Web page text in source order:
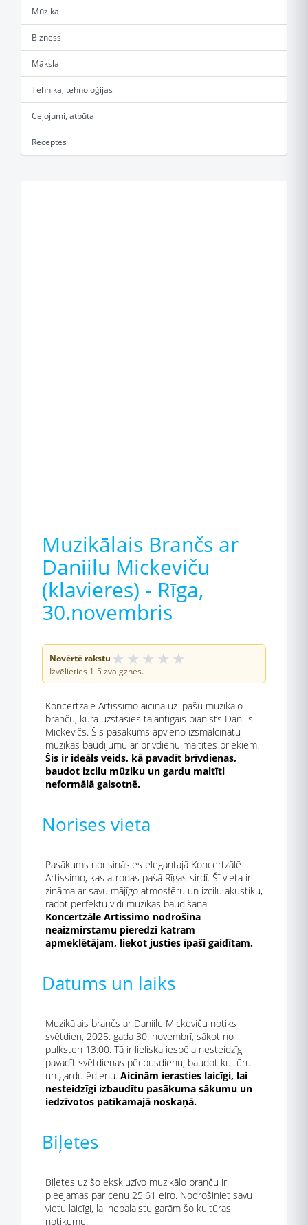
Mūzika
Bizness
Māksla
Tehnika, tehnoloģijas
Ceļojumi, atpūta
Receptes
Muzikālais Brančs ar
Daniilu Mickeviču
(klavieres) - Rīga,
30.novembris
Novērtē rakstu ★ ★ ★ ★ ★
Izvēlieties 1-5 zvaigznes.
Koncertzāle Artissimo aicina uz īpašu muzikālo
branču, kurā uzstāsies talantīgais pianists Daniils
Mickevičs. Šis pasākums apvieno izsmalcinātu
mūzikas baudījumu ar brīvdienu maltītes priekiem.
Šis ir ideāls veids, kā pavadīt brīvdienas,
baudot izcilu mūziku un gardu maltīti
neformālā gaisotnē.
Norises vieta
Pasākums norisināsies elegantajā Koncertzālē
Artissimo, kas atrodas pašā Rīgas sirdī. Šī vieta ir
zināma ar savu mājīgo atmosfēru un izcilu akustiku,
radot perfektu vidi mūzikas baudīšanai.
Koncertzāle Artissimo nodrošina
neaizmirstamu pieredzi katram
apmeklētājam, liekot justies īpaši gaidītam.
Datums un laiks
Muzikālais brančs ar Daniilu Mickeviču notiks
svētdien, 2025. gada 30. novembrī, sākot no
pulksten 13:00. Tā ir lieliska iespēja nesteidzīgi
pavadīt svētdienas pēcpusdienu, baudot kultūru
un gardu ēdienu. Aicinām ierasties laicīgi, lai
nesteidzīgi izbaudītu pasākuma sākumu un
iedzīvotos patīkamajā noskaņā.
Biļetes
Biļetes uz šo ekskluzīvo muzikālo branču ir
pieejamas par cenu 25.61 eiro. Nodrošiniet savu
vietu laicīgi, lai nepalaistu garām šo kultūras
notikumu.